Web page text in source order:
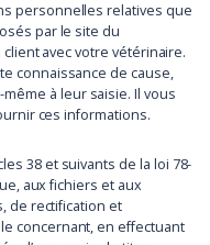
personnelles relatives que
par le site du
avec votre vétérinaire.
connaissance de cause,
à leur saisie. Il vous
ces informations.
38 et suivants de la loi 78-
aux fichiers et aux
de rectification et
concernant, en effectuant